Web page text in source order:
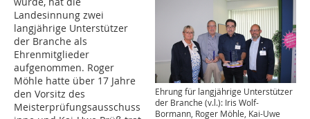
Ehrung für langjährige Unterstützer
der Branche (v.l.): Iris Wolf-
Bormann, Roger Möhle, Kai-Uwe
Landesinnung zwei
langjährige Unterstützer
der Branche als
Ehrenmitglieder
aufgenommen. Roger
Möhle hatte über 17 Jahre
den Vorsitz des
Meisterprüfungsausschuss